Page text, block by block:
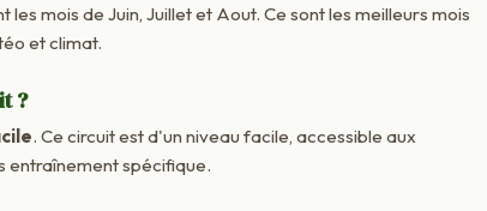
mois de Juin, Juillet et Aout. Ce sont les meilleurs mois
et climat.
?
. Ce circuit est d'un niveau facile, accessible aux
entraînement spécifique.